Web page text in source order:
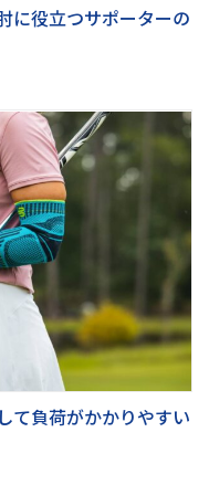
に役立つサポーターの
て負荷がかかりやすい